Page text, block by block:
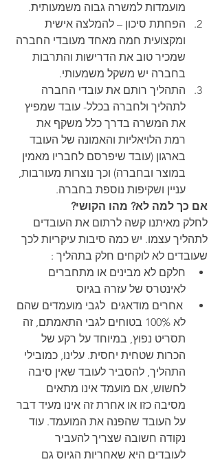
מועמדות למשרה גבוה משמעותית.
הפחתת סיכון – להמלצה אישית
ומקצועית חמה מאחד מעובדי החברה
שמכיר טוב את הדרישות והתרבות
בחברה יש משקל משמעותי.
התהליך רותם את עובדי החברה
לתהליך ולחברה בכלל- עובד שמפיץ
את המשרה בדרך כלל משקף את
רמת הלויאליות והאמונה של העובד
בארגון (עובד שיפרסם לחבריו מאמין
במוצר ובחברה) וכך נוצרות מעורבות,
עניין ושקיפות נוספת בחברה.
אם כך למה לא? מהו הקושי?
לחלק מאיתנו קשה לרתום את העובדים
לתהליך עצמו. יש כמה סיבות עיקריות לכך
שעובדים לא לוקחים חלק בתהליך :
חלקם לא מבינים או מתחברים
לאינטרס של עזרה בגיוס
אחרים מודאגים  לגבי מועמדים שהם
לא 100% בטוחים לגבי התאמתם, זה
תסריט נפוץ, במיוחד על רקע של
הכרות שטחית יחסית. עלינו, כמובילי
התהליך, להסביר לעובד שאין סיבה
לחשוש, אם מועמד אינו מתאים
מסיבה כזו או אחרת זה אינו מעיד דבר
על העובד שהפנה את המועמד. עוד
נקודה חשובה שצריך להעביר
לעובדים היא שאחריות הגיוס גם